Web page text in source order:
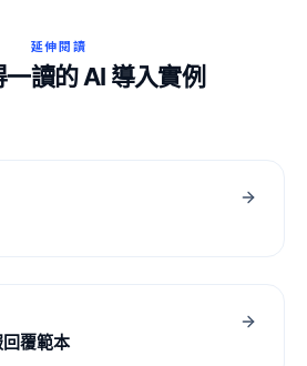
延伸閱讀
讀的 AI 導入實例
覆範本